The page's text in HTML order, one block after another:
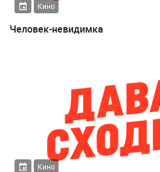
Кино
Человек-невидимка
Кино